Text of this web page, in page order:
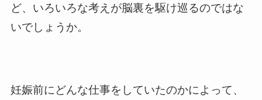
ど、いろいろな考えが脳裏を駆け巡るのではな
いでしょうか。
妊娠前にどんな仕事をしていたのかによって、